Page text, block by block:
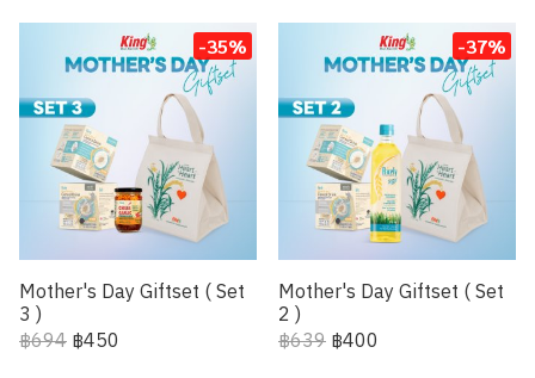
-35%
Mother's Day Giftset ( Set
3 )
฿694 ฿450
-37%
Mother's Day Giftset ( Set
2 )
฿639 ฿400